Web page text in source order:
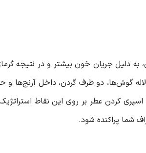
دلیل جریان خون بیشتر و در نتیجه
گوش‌ها، دو طرف گردن، داخل آرنج‌ها
کردن عطر بر روی این نقاط
شما پراکنده شود.